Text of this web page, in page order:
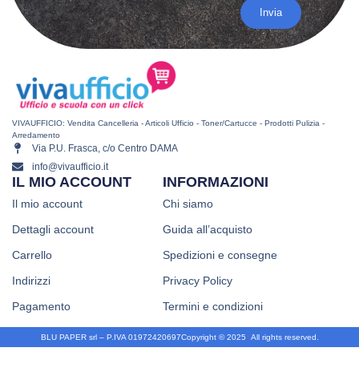
Invia
VIVAUFFICIO: Vendita Cancelleria - Articoli Ufficio - Toner/Cartucce - Prodotti Pulizia -
Arredamento
Via P.U. Frasca, c/o Centro DAMA
info@vivaufficio.it
INFORMAZIONI
Chi siamo
Guida all’acquisto
Spedizioni e consegne
Privacy Policy
Termini e condizioni
IL MIO ACCOUNT
Il mio account
Dettagli account
Carrello
Indirizzi
Pagamento
Copyright © 2025. All rights reserved.
BLU PAPER srl – P.IVA 01972420697